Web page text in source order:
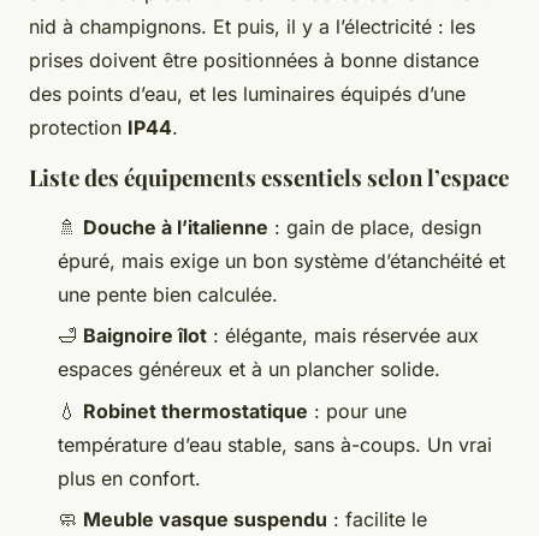
nid à champignons. Et puis, il y a l’électricité : les
prises doivent être positionnées à bonne distance
des points d’eau, et les luminaires équipés d’une
protection IP44.
Liste des équipements essentiels selon l’espace
🚿 Douche à l’italienne : gain de place, design
épuré, mais exige un bon système d’étanchéité et
une pente bien calculée.
🛁 Baignoire îlot : élégante, mais réservée aux
espaces généreux et à un plancher solide.
💧 Robinet thermostatique : pour une
température d’eau stable, sans à-coups. Un vrai
plus en confort.
🧼 Meuble vasque suspendu : facilite le